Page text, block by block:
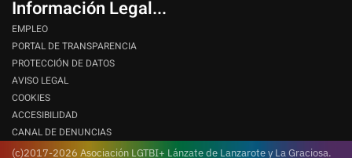
Información Legal...
EMPLEO
PORTAL DE TRANSPARENCIA
PROTECCIÓN DE DATOS
AVISO LEGAL
COOKIES
ACCESIBILIDAD
CANAL DE DENUNCIAS
(c)2017-2026 Asociación LGTBI+ Lánzate de Lanzarote y La Graciosa.